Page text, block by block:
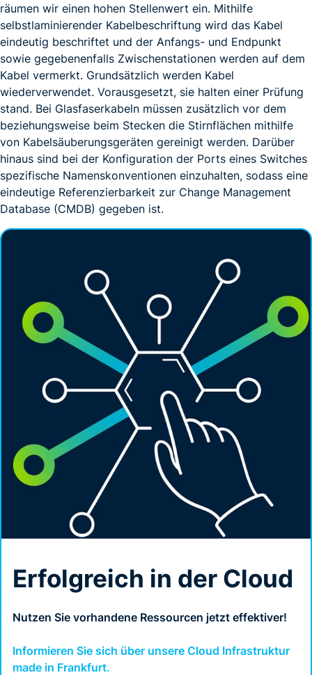
räumen wir einen hohen Stellenwert ein. Mithilfe
selbstlaminierender Kabelbeschriftung wird das Kabel
eindeutig beschriftet und der Anfangs- und Endpunkt
sowie gegebenenfalls Zwischenstationen werden auf dem
Kabel vermerkt. Grundsätzlich werden Kabel
wiederverwendet. Vorausgesetzt, sie halten einer Prüfung
stand. Bei Glasfaserkabeln müssen zusätzlich vor dem
beziehungsweise beim Stecken die Stirnflächen mithilfe
von Kabelsäuberungsgeräten gereinigt werden. Darüber
hinaus sind bei der Konfiguration der Ports eines Switches
spezifische Namenskonventionen einzuhalten, sodass eine
eindeutige Referenzierbarkeit zur Change Management
Database (CMDB) gegeben ist.
Erfolgreich in der Cloud
Nutzen Sie vorhandene Ressourcen jetzt effektiver!
Informieren Sie sich über unsere Cloud Infrastruktur
made in Frankfurt.